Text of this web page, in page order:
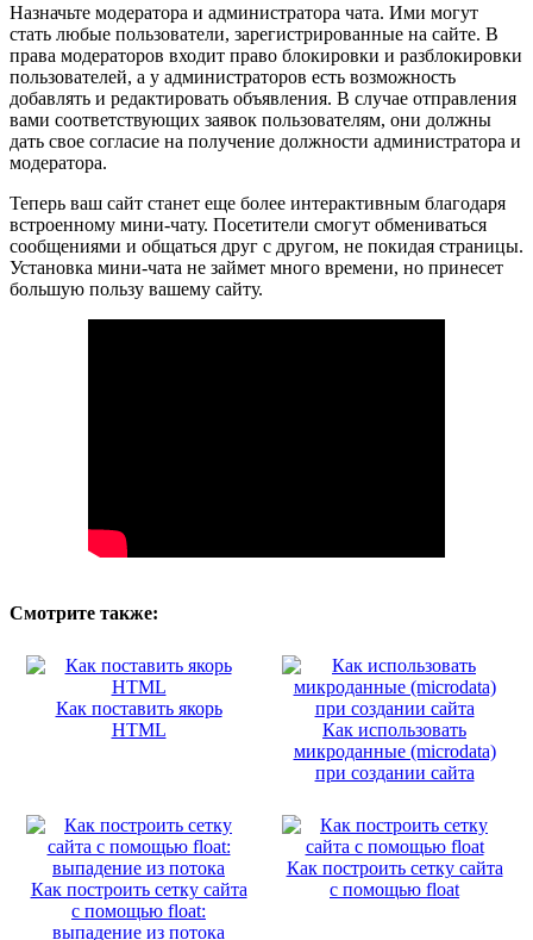
Назначьте модератора и администратора чата. Ими могут
стать любые пользователи, зарегистрированные на сайте. В
права модераторов входит право блокировки и разблокировки
пользователей, а у администраторов есть возможность
добавлять и редактировать объявления. В случае отправления
вами соответствующих заявок пользователям, они должны
дать свое согласие на получение должности администратора и
модератора.
Теперь ваш сайт станет еще более интерактивным благодаря
встроенному мини-чату. Посетители смогут обмениваться
сообщениями и общаться друг с другом, не покидая страницы.
Установка мини-чата не займет много времени, но принесет
большую пользу вашему сайту.
Смотрите также:
Как поставить якорь
HTML
Как использовать
микроданные (microdata)
при создании сайта
Как построить сетку сайта
с помощью float:
выпадение из потока
Как построить сетку сайта
с помощью float